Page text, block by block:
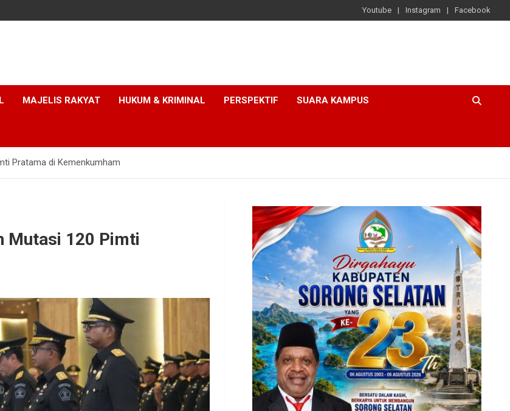
Youtube Instagram Facebook
MAJELIS RAKYAT HUKUM & KRIMINAL PERSPEKTIF SUARA KAMPUS
Pratama di Kemenkumham
Mutasi 120 Pimti